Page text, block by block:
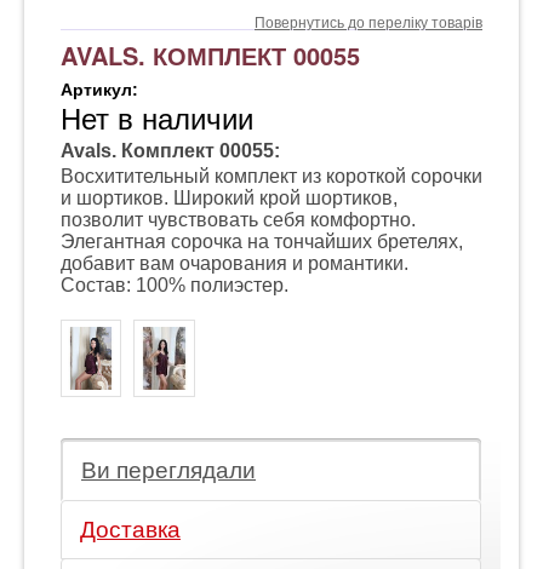
Повернутись до переліку товарів
AVALS. КОМПЛЕКТ 00055
Артикул:
Нет в наличии
Avals. Комплект 00055:
Восхитительный комплект из короткой сорочки
и шортиков. Широкий крой шортиков,
позволит чувствовать себя комфортно.
Элегантная сорочка на тончайших бретелях,
добавит вам очарования и романтики.
Состав: 100% полиэстер.
Ви переглядали
Доставка